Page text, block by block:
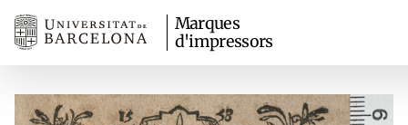
Marques
d'impressors